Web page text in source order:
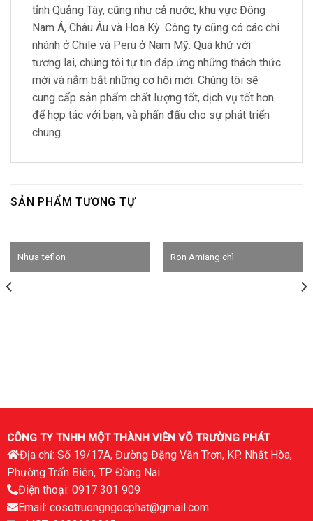
tỉnh Quảng Tây, cũng như cả nước, khu vực Đông
Nam Á, Châu Âu và Hoa Kỳ. Công ty cũng có các chi
nhánh ở Chile và Peru ở Nam Mỹ. Quá khứ với
tương lai, chúng tôi tự tin đáp ứng những thách thức
mới và nắm bắt những cơ hội mới. Chúng tôi sẽ
cung cấp sản phẩm chất lượng tốt, dịch vụ tốt hơn
để hợp tác với bạn, và phấn đấu cho sự phát triển
chung.
SẢN PHẨM TƯƠNG TỰ
Nhựa teflon Ron Amiang chì
CÔNG TY TNHH MỘT THÀNH VIÊN VÕ TRƯỜNG PHÁT
Địa chỉ: Số 19/17A, Đường Đặng Văn Trơn, KP. Nhất Hòa,
Phường Trấn Biên, TP. Đồng Nai
Điện thoại: 0917 301 909
Email: cosotruongngocphat@gmail.com